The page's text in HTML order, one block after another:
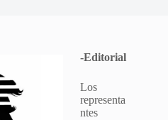
-Editorial
Los
representa
ntes